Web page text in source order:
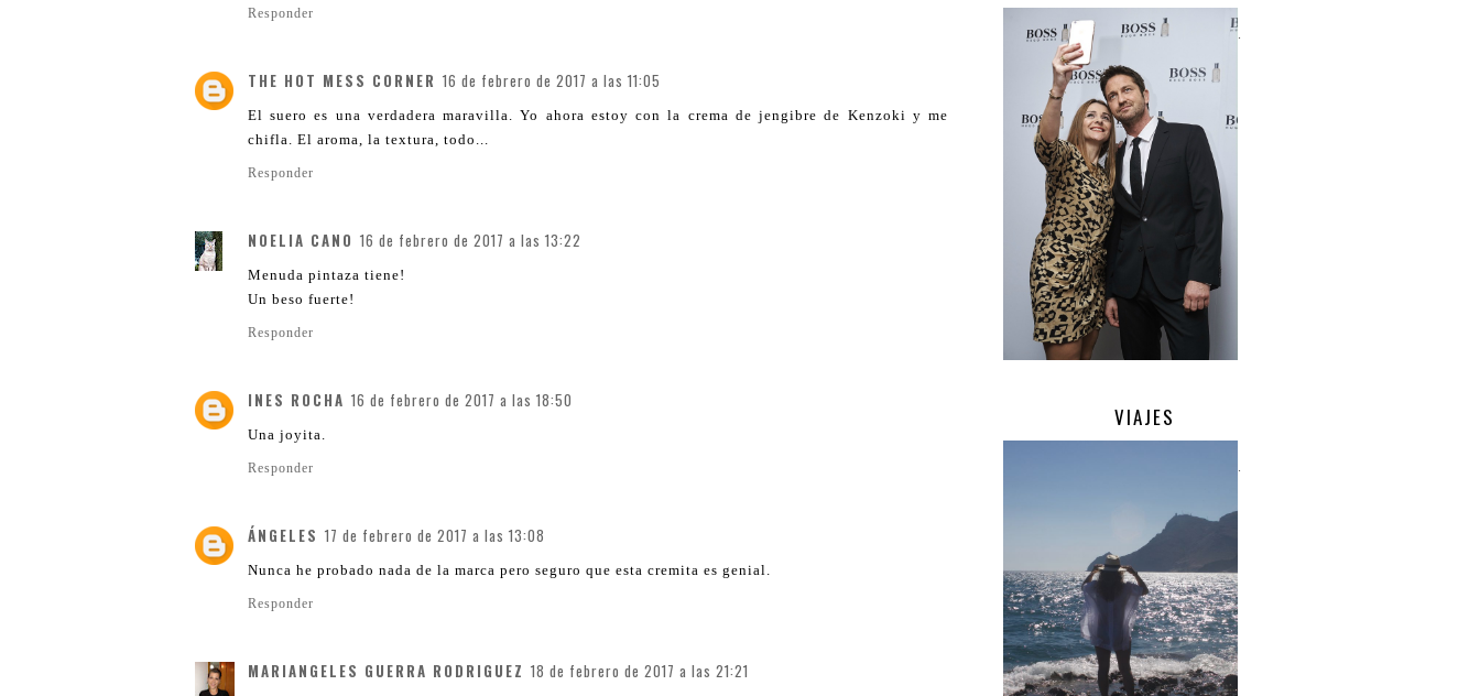
Responder
THE HOT MESS CORNER 16 de febrero de 2017 a las 11:05
El suero es una verdadera maravilla. Yo ahora estoy con la crema de jengibre de Kenzoki y me
chifla. El aroma, la textura, todo...
Responder
NOELIA CANO 16 de febrero de 2017 a las 13:22
Menuda pintaza tiene!
Un beso fuerte!
Responder
INES ROCHA 16 de febrero de 2017 a las 18:50
Una joyita.
Responder
ÁNGELES 17 de febrero de 2017 a las 13:08
Nunca he probado nada de la marca pero seguro que esta cremita es genial.
Responder
MARIANGELES GUERRA RODRIGUEZ 18 de febrero de 2017 a las 21:21
.
VIAJES
.